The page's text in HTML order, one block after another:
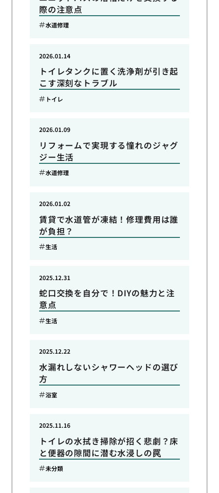
際の注意点
水道修理
トイレタンクに置く洗浄剤が引き起
こす深刻なトラブル
2026.01.14
トイレ
リフォームで実現する憧れのジャグ
ジー生活
2026.01.09
水道修理
賃貸で水道管が凍結！修理費用は誰
が負担？
2026.01.02
生活
蛇口交換を自分で！DIYの魅力と注
意点
2025.12.31
生活
水漏れしないシャワーヘッドの選び
方
2025.12.22
浴室
トイレの水拭き掃除が招く悲劇？床
と便器の隙間に潜む水浸しの罠
2025.11.16
未分類